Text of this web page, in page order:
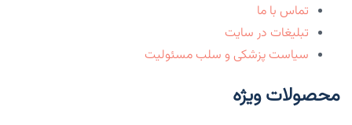
تماس با ما
تبلیغات در سایت
سیاست پزشکی و سلب مسئولیت
محصولات ویژه